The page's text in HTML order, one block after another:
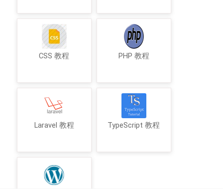
CSS 教程 PHP 教程
Laravel 教程 TypeScript 教程